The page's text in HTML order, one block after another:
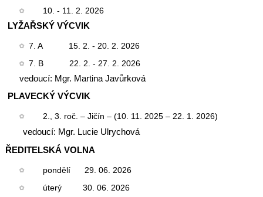
10. - 11. 2. 2026
LYŽAŘSKÝ VÝCVIK
7. A
15. 2. - 20. 2. 2026
7. B
22. 2. - 27. 2. 2026
vedoucí: Mgr. Martina Javůrková
PLAVECKÝ VÝCVIK
2., 3. roč. – Jičín – (10. 11. 2025 – 22. 1. 2026)
vedoucí: Mgr. Lucie Ulrychová
ŘEDITELSKÁ VOLNA
pondělí
29. 06. 2026
úterý
30. 06. 2026